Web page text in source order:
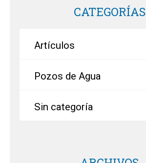
CATEGORÍAS
Artículos
Pozos de Agua
Sin categoría